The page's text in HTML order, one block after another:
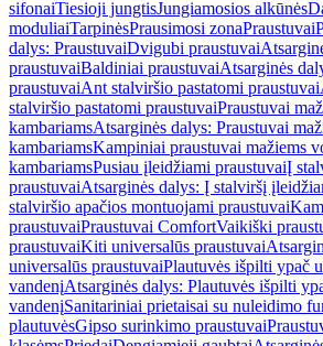
sifonaiTiesioji jungtisJungiamosios alkūnės
moduliaiTarpinėsPrausimosi zonaPraustuvai
dalys: PraustuvaiDvigubi praustuvai
praustuvaiBaldiniai praustuvaiAtsarginės
praustuvaiAnt stalviršio pastatomi praustuvai
stalviršio pastatomi praustuvaiPraustuvai
kambariamsAtsarginės dalys: Praustuvai
kambariamsKampiniai praustuvai mažiems
kambariamsPusiau įleidžiami praustuvaiĮ
praustuvaiAtsarginės dalys: Į stalviršį
stalviršio apačios montuojami praustuvai
praustuvaiPraustuvai ComfortVaikiški
praustuvaiKiti universalūs praustuvai
universalūs praustuvaiPlautuvės išpilti ypač
vandenįAtsarginės dalys: Plautuvės išpilti
vandenįSanitariniai prietaisai su nuleidimo
plautuvėsGipso surinkimo praustuvai